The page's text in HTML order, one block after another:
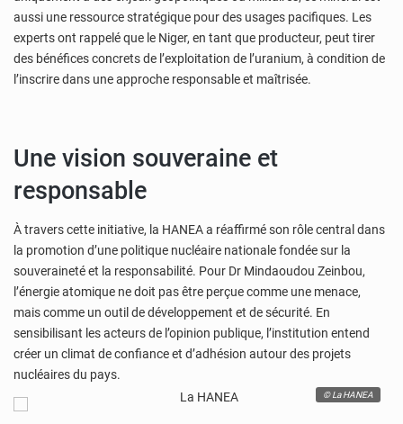
aussi une ressource stratégique pour des usages pacifiques. Les
experts ont rappelé que le Niger, en tant que producteur, peut tirer
des bénéfices concrets de l’exploitation de l’uranium, à condition de
l’inscrire dans une approche responsable et maîtrisée.
Une vision souveraine et
responsable
À travers cette initiative, la HANEA a réaffirmé son rôle central dans
la promotion d’une politique nucléaire nationale fondée sur la
souveraineté et la responsabilité. Pour Dr Mindaoudou Zeinbou,
l’énergie atomique ne doit pas être perçue comme une menace,
mais comme un outil de développement et de sécurité. En
sensibilisant les acteurs de l’opinion publique, l’institution entend
créer un climat de confiance et d’adhésion autour des projets
nucléaires du pays.
© La HANEA